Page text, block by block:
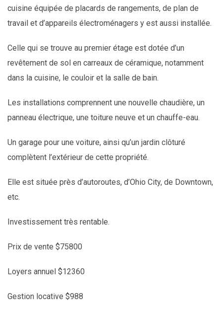
cuisine équipée de placards de rangements, de plan de
travail et d’appareils électroménagers y est aussi installée.
Celle qui se trouve au premier étage est dotée d’un
revêtement de sol en carreaux de céramique, notamment
dans la cuisine, le couloir et la salle de bain.
Les installations comprennent une nouvelle chaudière, un
panneau électrique, une toiture neuve et un chauffe-eau.
Un garage pour une voiture, ainsi qu’un jardin clôturé
complètent l’extérieur de cette propriété.
Elle est située près d’autoroutes, d’Ohio City, de Downtown,
etc.
Investissement très rentable.
Prix de vente $75800
Loyers annuel $12360
Gestion locative $988